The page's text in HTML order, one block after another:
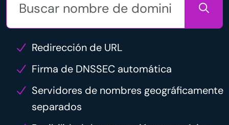
Redirección de URL
Firma de DNSSEC automática
Servidores de nombres geográficamente
separados